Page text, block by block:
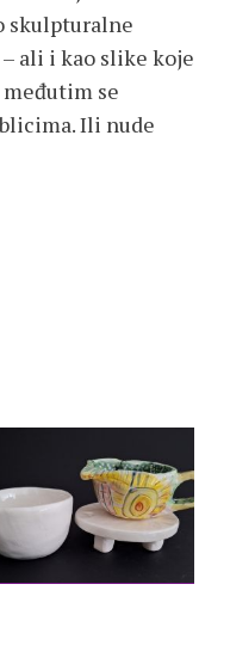
skulpturalne
ali i kao slike koje
se
Ili nude